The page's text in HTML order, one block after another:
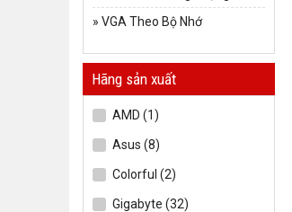
» VGA Theo Bộ Nhớ
Hãng sản xuất
AMD (1)
Asus (8)
Colorful (2)
Gigabyte (32)